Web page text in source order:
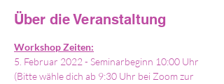
Über die Veranstaltung
Workshop Zeiten:
5. Februar 2022 - Seminarbeginn 10:00 Uhr
(Bitte wähle dich ab 9:30 Uhr bei Zoom zur